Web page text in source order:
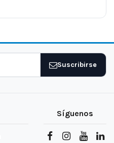
Suscribirse
Síguenos